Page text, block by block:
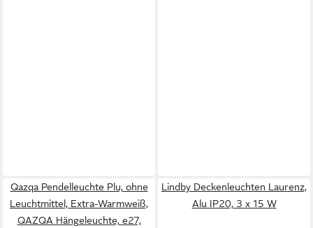
Qazqa Pendelleuchte Plu, ohne
Leuchtmittel, Extra-Warmweiß,
QAZQA Hängeleuchte, e27,
Lindby Deckenleuchten Laurenz,
Alu IP20, 3 x 15 W